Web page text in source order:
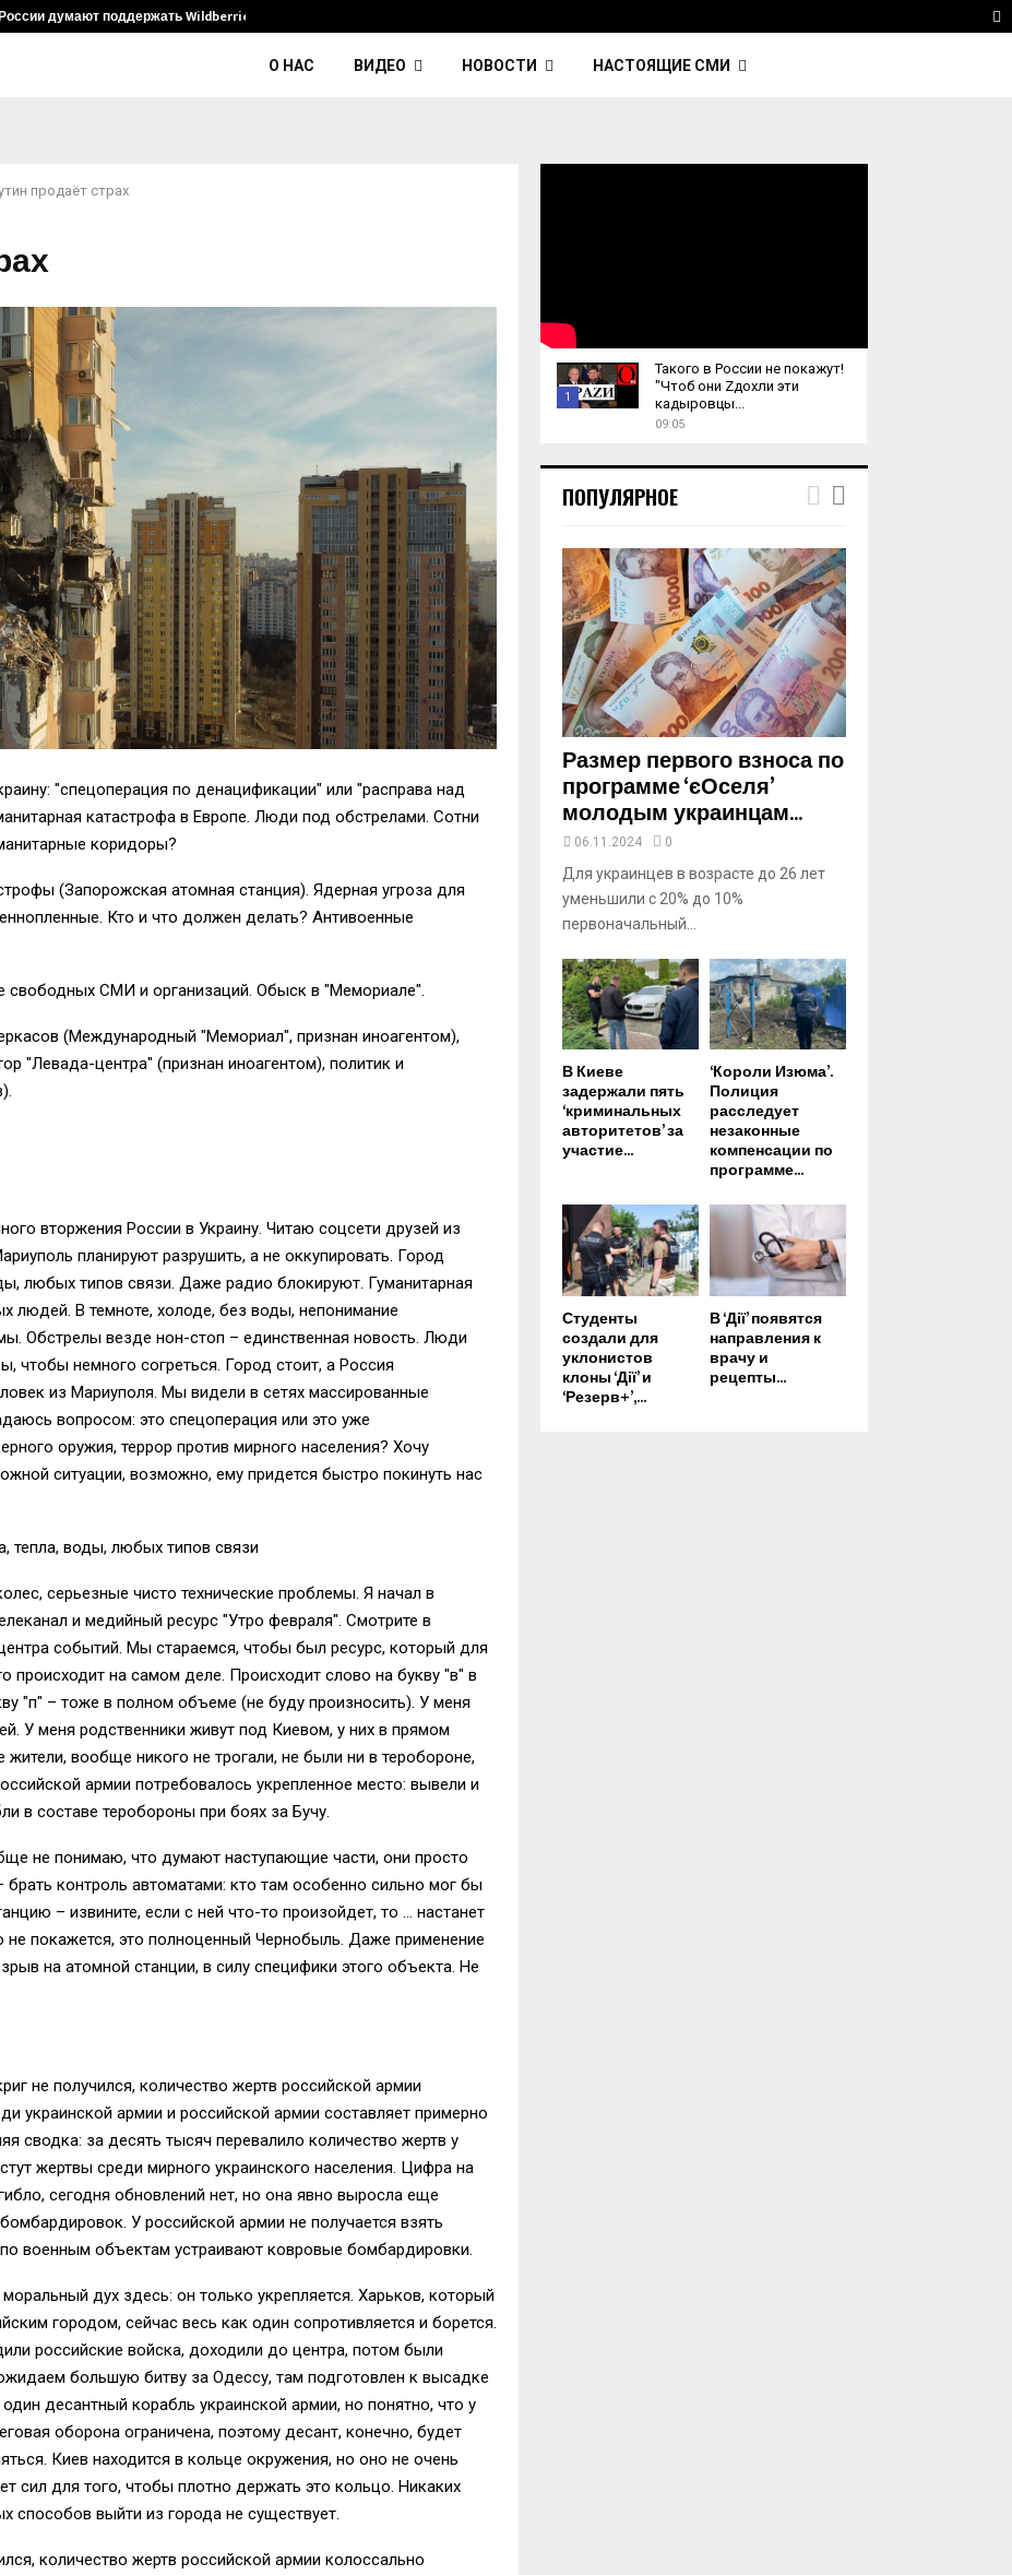
думают поддержать Wildberries и его…
О НАС ВИДЕО НОВОСТИ НАСТОЯЩИЕ СМИ
продаёт страх
"спецоперация по денацификации" или "расправа над
катастрофа в Европе. Люди под обстрелами. Сотни
коридоры?
(Запорожская атомная станция). Ядерная угроза для
Кто и что должен делать? Антивоенные
свободных СМИ и организаций. Обыск в "Мемориале".
(Международный "Мемориал", признан иноагентом),
"Левада-центра" (признан иноагентом), политик и
вторжения России в Украину. Читаю соцсети друзей из
планируют разрушить, а не оккупировать. Город
любых типов связи. Даже радио блокируют. Гуманитарная
людей. В темноте, холоде, без воды, непонимание
Обстрелы везде нон-стоп – единственная новость. Люди
чтобы немного согреться. Город стоит, а Россия
из Мариуполя. Мы видели в сетях массированные
вопросом: это спецоперация или это уже
оружия, террор против мирного населения? Хочу
ситуации, возможно, ему придется быстро покинуть нас
тепла, воды, любых типов связи
серьезные чисто технические проблемы. Я начал в
и медийный ресурс "Утро февраля". Смотрите в
событий. Мы стараемся, чтобы был ресурс, который для
происходит на самом деле. Происходит слово на букву "в" в
"п" – тоже в полном объеме (не буду произносить). У меня
У меня родственники живут под Киевом, у них в прямом
вообще никого не трогали, не были ни в теробороне,
армии потребовалось укрепленное место: вывели и
в составе теробороны при боях за Бучу.
не понимаю, что думают наступающие части, они просто
брать контроль автоматами: кто там особенно сильно мог бы
– извините, если с ней что-то произойдет, то … настанет
покажется, это полноценный Чернобыль. Даже применение
на атомной станции, в силу специфики этого объекта. Не
не получился, количество жертв российской армии
украинской армии и российской армии составляет примерно
сводка: за десять тысяч перевалило количество жертв у
жертвы среди мирного украинского населения. Цифра на
сегодня обновлений нет, но она явно выросла еще
У российской армии не получается взять
военным объектам устраивают ковровые бомбардировки.
дух здесь: он только укрепляется. Харьков, который
городом, сейчас весь как один сопротивляется и борется.
российские войска, доходили до центра, потом были
большую битву за Одессу, там подготовлен к высадке
десантный корабль украинской армии, но понятно, что у
оборона ограничена, поэтому десант, конечно, будет
Киев находится в кольце окружения, но оно не очень
сил для того, чтобы плотно держать это кольцо. Никаких
способов выйти из города не существует.
количество жертв российской армии колоссально
1
u
m
a
y
u
u
b
e
Такого в России не покажут!
"Чтоб они Zдохли эти
кадыровцы...
09:05
ПОПУЛЯРНОЕ
Размер первого взноса по
программе ‘єОселя’
молодым украинцам...
06.11.2024 0
Для украинцев в возрасте до 26 лет
уменьшили с 20% до 10%
первоначальный...
В Киеве
задержали пять
‘криминальных
авторитетов’ за
участие...
‘Короли Изюма’.
Полиция
расследует
незаконные
компенсации по
программе...
Студенты
создали для
уклонистов
клоны ‘Дії’ и
‘Резерв+’,...
В ‘Дії’ появятся
направления к
врачу и
рецепты...